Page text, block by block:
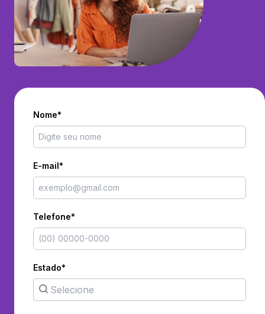
Nome*
E-mail*
Telefone*
Estado*